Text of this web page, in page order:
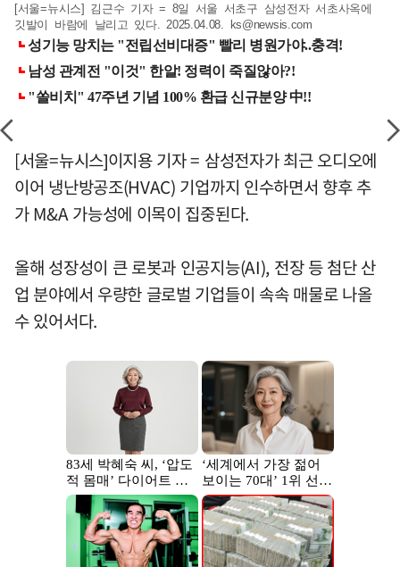
[서울=뉴시스] 김근수 기자 = 8일 서울 서초구 삼성전자 서초사옥에
깃발이 바람에 날리고 있다. 2025.04.08. ks@newsis.com
[서울=뉴시스]이지용 기자 = 삼성전자가 최근 오디오에
이어 냉난방공조(HVAC) 기업까지 인수하면서 향후 추
가 M&A 가능성에 이목이 집중된다.
올해 성장성이 큰 로봇과 인공지능(AI), 전장 등 첨단 산
업 분야에서 우량한 글로벌 기업들이 속속 매물로 나올
수 있어서다.